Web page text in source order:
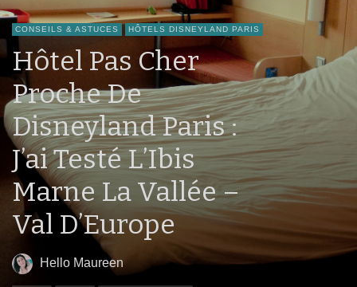
CONSEILS & ASTUCES HÔTELS DISNEYLAND PARIS
Hôtel Pas Cher
Proche De
Disneyland Paris :
J’ai Testé L’Ibis
Marne La Vallée –
Val D’Europe
Hello Maureen